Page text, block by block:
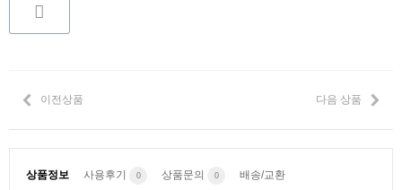
이전상품 다음 상품
상품정보 사용후기 0 상품문의 0 배송/교환